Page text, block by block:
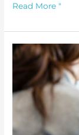
Actividades
interior
para
mantenerse
niños
en
Read More "